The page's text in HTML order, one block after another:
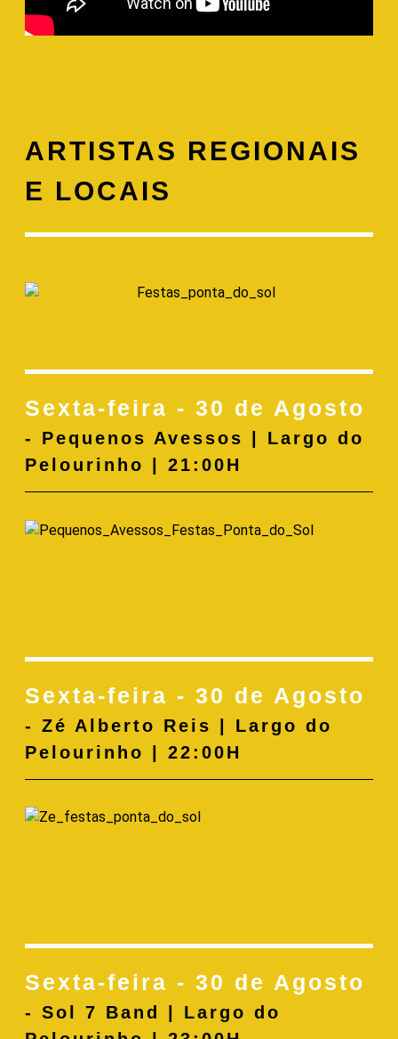
ARTISTAS REGIONAIS
E LOCAIS
Sexta-feira - 30 de Agosto
- Pequenos Avessos | Largo do
Pelourinho | 21:00H
Sexta-feira - 30 de Agosto
- Zé Alberto Reis | Largo do
Pelourinho | 22:00H
Sexta-feira - 30 de Agosto
- Sol 7 Band | Largo do